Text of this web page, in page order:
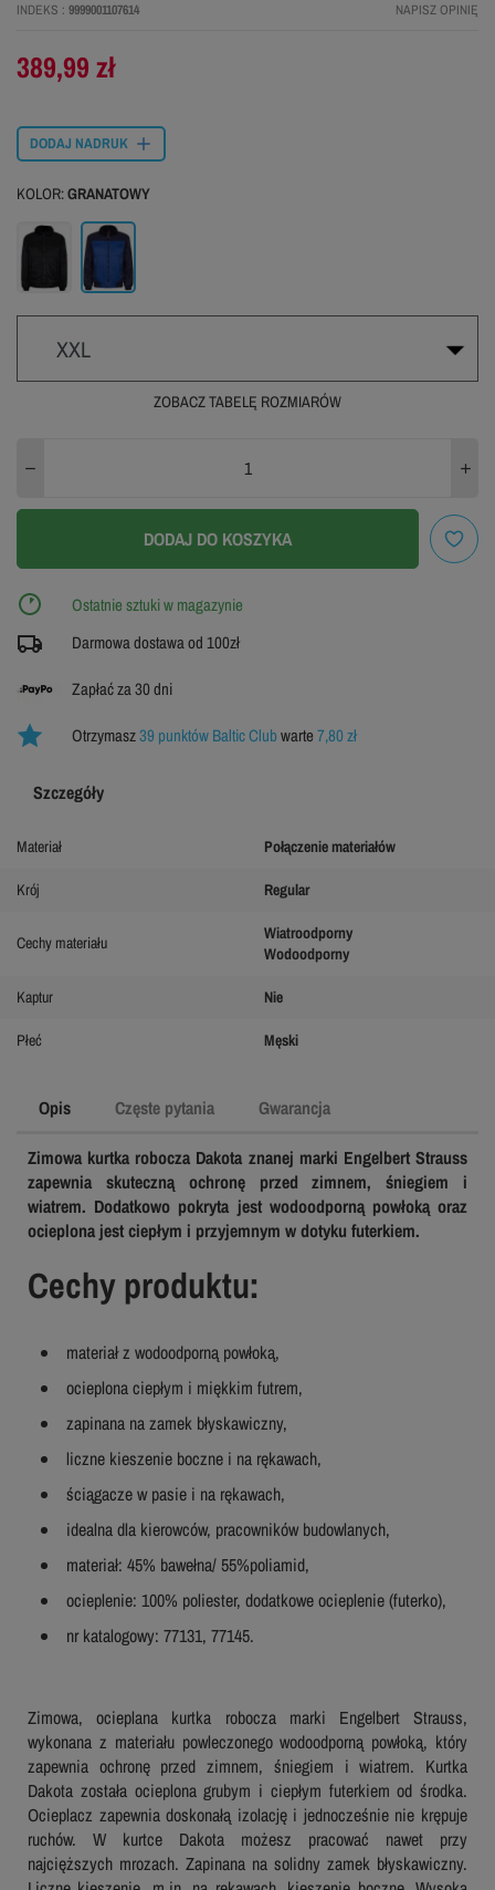
INDEKS 9999001107614 NAPISZ OPINIĘ
389,99 zł
DODAJ NADRUK
KOLOR:GRANATOWY
Czarny Granatowy
XXL
ZOBACZ TABELĘ ROZMIARÓW
ZOBACZ TABELĘ ROZMIARÓW
DODAJ DO KOSZYKA
Ostatnie sztuki w magazynie
Darmowa dostawa od 100zł
Zapłać za 30 dni
Otrzymasz39 punktów Baltic Clubwarte7,80 zł
Opis Częste pytania Gwarancja
Zimowa kurtka robocza Dakota znanej marki Engelbert Strauss
zapewnia skuteczną ochronę przed zimnem, śniegiem i
wiatrem. Dodatkowo pokryta jest wodoodporną powłoką oraz
ocieplona jest ciepłym i przyjemnym w dotyku futerkiem.
Cechy produktu:
materiał z wodoodporną powłoką,
ocieplona ciepłym i miękkim futrem,
zapinana na zamek błyskawiczny,
liczne kieszenie boczne i na rękawach,
ściągacze w pasie i na rękawach,
idealna dla kierowców, pracowników budowlanych,
materiał: 45% bawełna/ 55%poliamid,
ocieplenie: 100% poliester, dodatkowe ocieplenie (futerko),
nr katalogowy: 77131, 77145.
Zimowa, ocieplana kurtka robocza marki Engelbert Strauss,
wykonana z materiału powleczonego wodoodporną powłoką, który
zapewnia ochronę przed zimnem, śniegiem i wiatrem. Kurtka
Dakota została ocieplona grubym i ciepłym futerkiem od środka.
Ocieplacz zapewnia doskonałą izolację i jednocześnie nie krępuje
ruchów. W kurtce Dakota możesz pracować nawet przy
najcięższych mrozach. Zapinana na solidny zamek błyskawiczny.
Szczegóły
Materiał Połączenie materiałów
Krój Regular
Cechy materiału
Wiatroodporny
Wodoodporny
Kaptur Nie
Płeć Męski